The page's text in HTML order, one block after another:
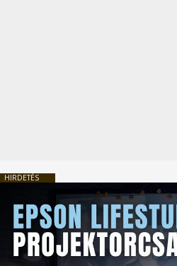
HIRDETÉS